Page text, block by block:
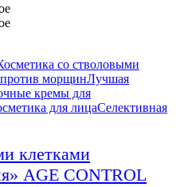
со стволовыми
морщинЛучшая
кремы для
для лицаСелективная
клетками
AGE CONTROL